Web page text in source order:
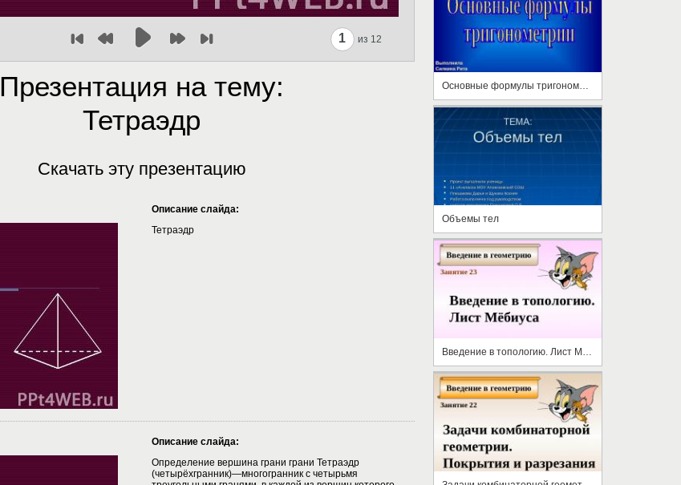
1 из 12
Презентация на тему:
Тетраэдр
Скачать эту презентацию
Описание слайда:
Тетраэдр
Описание слайда:
Определение вершина грани грани Тетраэдр
(четырёхгранник)—многогранник с четырьмя
Объемы тел
Введение в топологию. Лист Мёбиуса